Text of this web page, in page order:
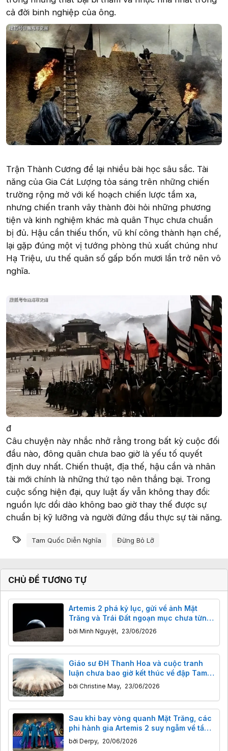
cả đời binh nghiệp của ông.
Trận Thành Cương để lại nhiều bài học sâu sắc. Tài
năng của Gia Cát Lượng tỏa sáng trên những chiến
trường rộng mở với kế hoạch chiến lược tầm xa,
nhưng chiến tranh vây thành đòi hỏi những phương
tiện và kinh nghiệm khác mà quân Thục chưa chuẩn
bị đủ. Hậu cần thiếu thốn, vũ khí công thành hạn chế,
lại gặp đúng một vị tướng phòng thủ xuất chúng như
Hạ Triệu, ưu thế quân số gấp bốn mươi lần trở nên vô
nghĩa.
đ
Câu chuyện này nhắc nhở rằng trong bất kỳ cuộc đối
đầu nào, đông quân chưa bao giờ là yếu tố quyết
định duy nhất. Chiến thuật, địa thế, hậu cần và nhân
tài mới chính là những thứ tạo nên thắng bại. Trong
cuộc sống hiện đại, quy luật ấy vẫn không thay đổi:
nguồn lực dồi dào không bao giờ thay thế được sự
chuẩn bị kỹ lưỡng và người đứng đầu thực sự tài năng.
Từ khóa
Tam Quốc Diễn Nghĩa Đừng Bỏ Lỡ
CHỦ ĐỀ TƯƠNG TỰ
Artemis 2 phá kỷ lục, gửi về ảnh Mặt
Trăng và Trái Đất ngoạn mục chưa từng
thấy
bởi Minh Nguyệt, 23/06/2026
Giáo sư ĐH Thanh Hoa và cuộc tranh
luận chưa bao giờ kết thúc về đập Tam
Hiệp
bởi Christine May, 23/06/2026
Sau khi bay vòng quanh Mặt Trăng, các
phi hành gia Artemis 2 suy ngẫm về tầm
quan trọng của trải nghiệm
bởi Derpy, 20/06/2026